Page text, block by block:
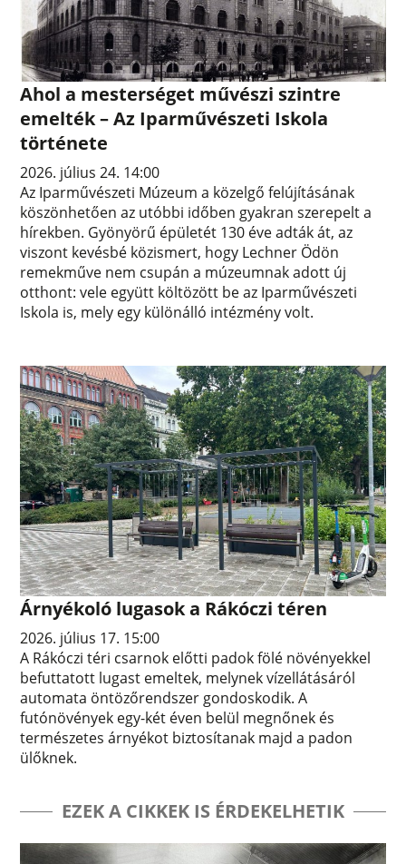
Ahol a mesterséget művészi szintre
emelték – Az Iparművészeti Iskola
története
2026. július 24. 14:00
Az Iparművészeti Múzeum a közelgő felújításának
köszönhetően az utóbbi időben gyakran szerepelt a
hírekben. Gyönyörű épületét 130 éve adták át, az
viszont kevésbé közismert, hogy Lechner Ödön
remekműve nem csupán a múzeumnak adott új
otthont: vele együtt költözött be az Iparművészeti
Iskola is, mely egy különálló intézmény volt.
Árnyékoló lugasok a Rákóczi téren
2026. július 17. 15:00
A Rákóczi téri csarnok előtti padok fölé növényekkel
befuttatott lugast emeltek, melynek vízellátásáról
automata öntözőrendszer gondoskodik. A
futónövények egy-két éven belül megnőnek és
természetes árnyékot biztosítanak majd a padon
ülőknek.
EZEK A CIKKEK IS ÉRDEKELHETIK